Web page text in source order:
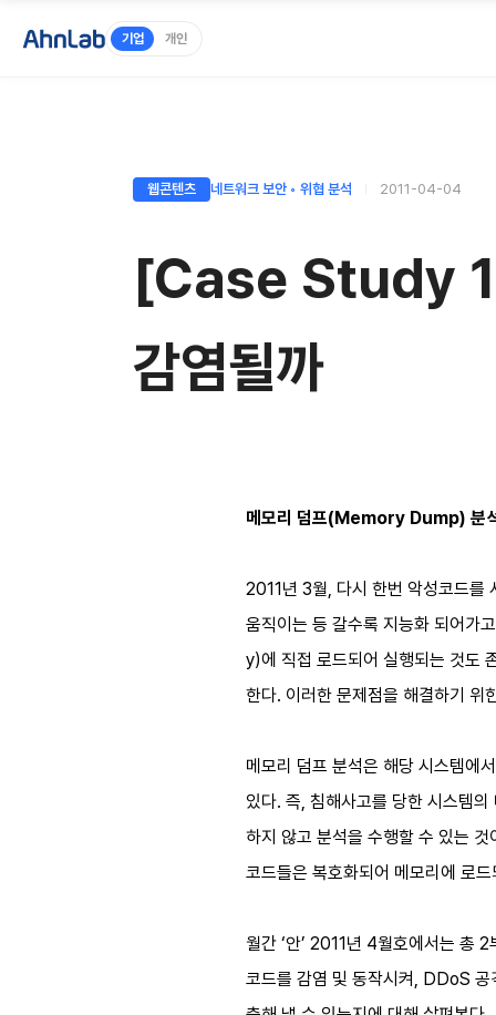
기업 개인
웹콘텐츠 네트워크 보안 ◦ 위협 분석 2011-04-04
[Case Study 1
감염될까
메모리 덤프(Memory Dump) 분
2011년 3월, 다시 한번 악성코드를
움직이는 등 갈수록 지능화 되어가
y)에 직접 로드되어 실행되는 것도
한다. 이러한 문제점을 해결하기 위
메모리 덤프 분석은 해당 시스템에
있다. 즉, 침해사고를 당한 시스템
하지 않고 분석을 수행할 수 있는
코드들은 복호화되어 메모리에 로
월간 ‘안’ 2011년 4월호에서는 총
코드를 감염 및 동작시켜, DDoS